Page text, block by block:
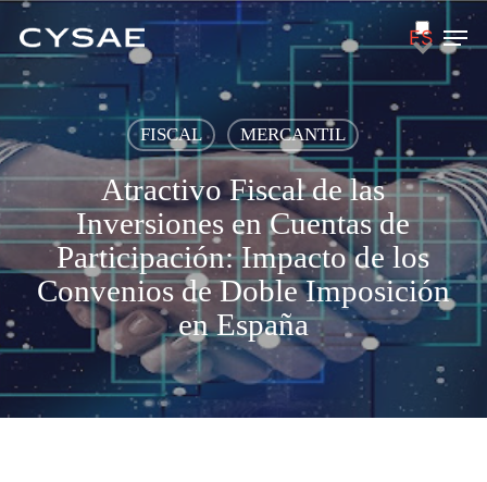
Skip
main
content
ES
FISCAL MERCANTIL
Atractivo Fiscal de las
Inversiones en Cuentas de
Participación: Impacto de los
Convenios de Doble Imposición
en España